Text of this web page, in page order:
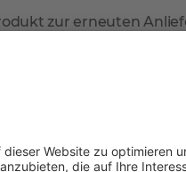
zur erneuten
unter dem